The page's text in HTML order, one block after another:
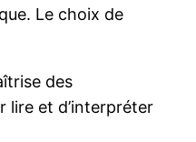
Le choix de
des
lire et d’interpréter